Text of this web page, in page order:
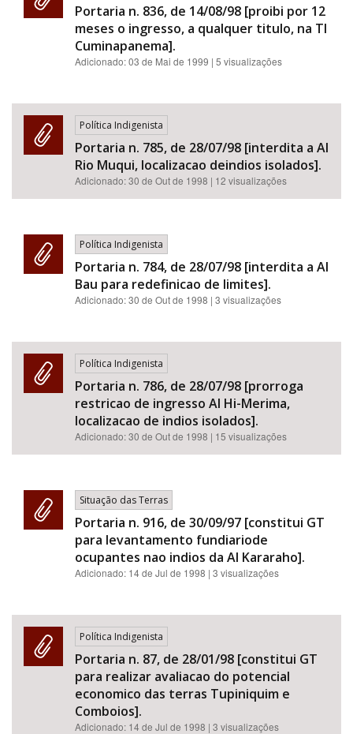
Portaria n. 836, de 14/08/98 [proibi por 12
meses o ingresso, a qualquer titulo, na TI
Cuminapanema].
Adicionado:03 de Mai de 1999 | 5 visualizações
Política Indigenista
Portaria n. 785, de 28/07/98 [interdita a AI
Rio Muqui, localizacao deindios isolados].
Adicionado:30 de Out de 1998 | 12 visualizações
Política Indigenista
Portaria n. 784, de 28/07/98 [interdita a AI
Bau para redefinicao de limites].
Adicionado:30 de Out de 1998 | 3 visualizações
Política Indigenista
Portaria n. 786, de 28/07/98 [prorroga
restricao de ingresso AI Hi-Merima,
localizacao de indios isolados].
Adicionado:30 de Out de 1998 | 15 visualizações
Situação das Terras
Portaria n. 916, de 30/09/97 [constitui GT
para levantamento fundiariode
ocupantes nao indios da AI Kararaho].
Adicionado: 14 de Jul de 1998 | 3 visualizações
Política Indigenista
Portaria n. 87, de 28/01/98 [constitui GT
para realizar avaliacao do potencial
economico das terras Tupiniquim e
Comboios].
Adicionado: 14 de Jul de 1998 | 3 visualizações